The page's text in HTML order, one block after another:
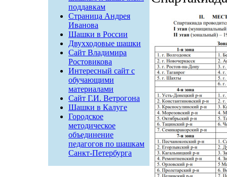
поддавкам
Страница Андрея
Иванова
Шашки в России
Двухходовые шашки
Сайт Владимира
Ростовикова
Интересный сайт с
обучающими
материалами
Сайт Г.И. Ветрогона
Шашки в Калуге
Городское
методическое
объединение
педагогов по шашкам
Санкт-Петербурга